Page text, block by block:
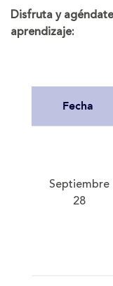
Disfruta y
aprendizaje:
Fecha
Septiembre
28